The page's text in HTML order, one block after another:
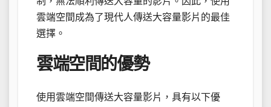
雲端空間成為了現代人傳送大容量影片的最佳
選擇。
雲端空間的優勢
使用雲端空間傳送大容量影片，具有以下優